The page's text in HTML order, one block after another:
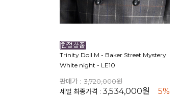
Trinity Doll M - Baker Street Mystery
White night - LE10
판매가 : 3,720,000원
세일 최종가격 : 3,534,000원 5%